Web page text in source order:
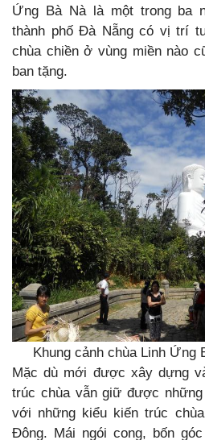
Ứng Bà Nà là một trong ba
thành phố Đà Nẵng có vị trí
chùa chiền ở vùng miền nào
ban tặng.
Khung cảnh chùa Linh Ứng
Mặc dù mới được xây dựng
trúc chùa vẫn giữ được
với những kiểu kiến trúc
Đông. Mái ngói cong, bốn